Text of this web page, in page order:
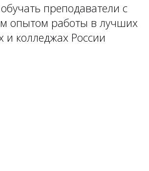
преподаватели с
опытом работы в лучших
и колледжах России